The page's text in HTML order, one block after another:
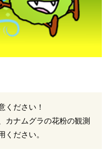
ください！
カナムグラの花粉の観測
ください。